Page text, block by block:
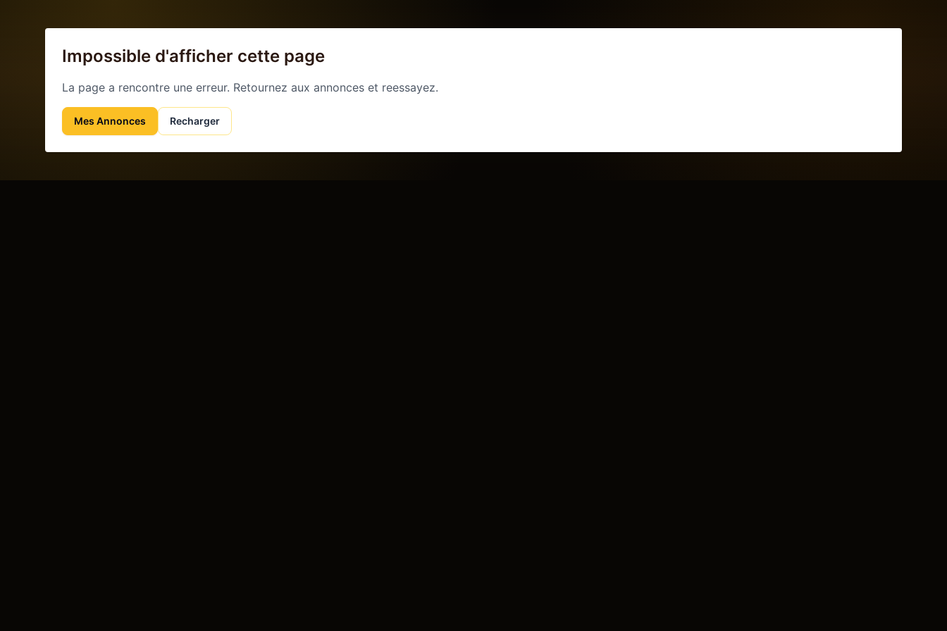
Impossible d'afficher cette page
La page a rencontre une erreur. Retournez aux annonces et reessayez.
Mes Annonces Recharger